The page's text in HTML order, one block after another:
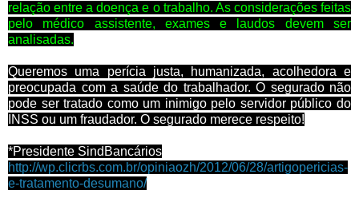
relação entre a doença e o trabalho. As considerações feitas
pelo médico assistente, exames e laudos devem ser
analisadas.
Queremos uma perícia justa, humanizada, acolhedora e
preocupada com a saúde do trabalhador. O segurado não
pode ser tratado como um inimigo pelo servidor público do
INSS ou um fraudador. O segurado merece respeito!
*Presidente SindBancários
http://wp.clicrbs.com.br/opiniaozh/2012/06/28/artigopericias-
e-tratamento-desumano/